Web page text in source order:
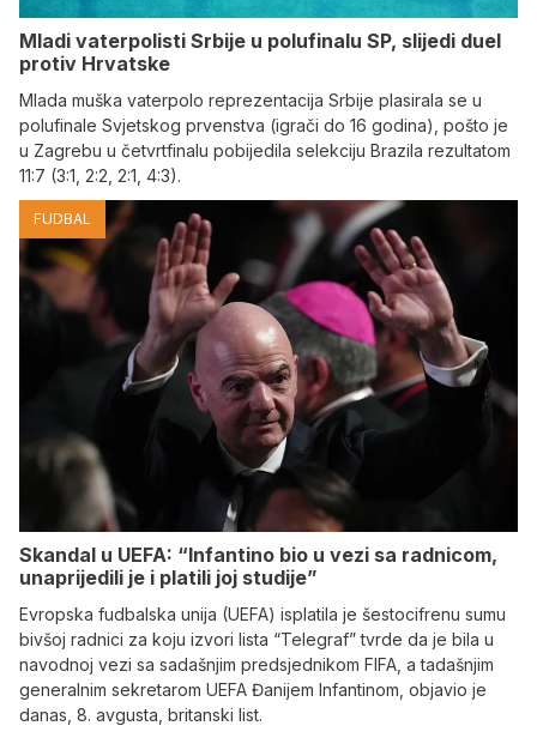
Mladi vaterpolisti Srbije u polufinalu SP, slijedi duel
protiv Hrvatske
Mlada muška vaterpolo reprezentacija Srbije plasirala se u
polufinale Svjetskog prvenstva (igrači do 16 godina), pošto je
u Zagrebu u četvrtfinalu pobijedila selekciju Brazila rezultatom
11:7 (3:1, 2:2, 2:1, 4:3).
FUDBAL
Skandal u UEFA: “Infantino bio u vezi sa radnicom,
unaprijedili je i platili joj studije”
Evropska fudbalska unija (UEFA) isplatila je šestocifrenu sumu
bivšoj radnici za koju izvori lista “Telegraf” tvrde da je bila u
navodnoj vezi sa sadašnjim predsjednikom FIFA, a tadašnjim
generalnim sekretarom UEFA Đanijem Infantinom, objavio je
danas, 8. avgusta, britanski list.